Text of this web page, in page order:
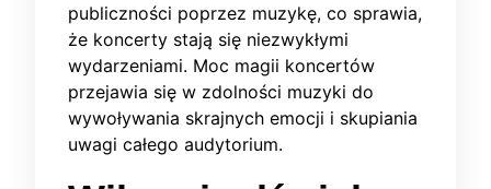
publiczności poprzez muzykę, co sprawia,
że koncerty stają się niezwykłymi
wydarzeniami. Moc magii koncertów
przejawia się w zdolności muzyki do
wywoływania skrajnych emocji i skupiania
uwagi całego audytorium.